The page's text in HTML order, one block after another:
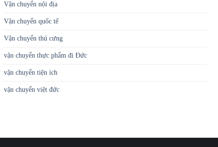
Vận chuyển nội địa
Vận chuyển quốc tế
Vận chuyển thú cưng
vận chuyển thực phẩm đi Đức
vận chuyển tiện ích
vận chuyển việt đức